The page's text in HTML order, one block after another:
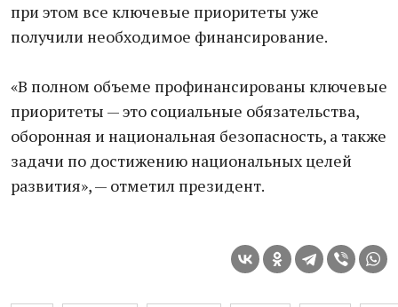
при этом все ключевые приоритеты уже
получили необходимое финансирование.
«В полном объеме профинансированы ключевые
приоритеты — это социальные обязательства,
оборонная и национальная безопасность, а также
задачи по достижению национальных целей
развития», — отметил президент.